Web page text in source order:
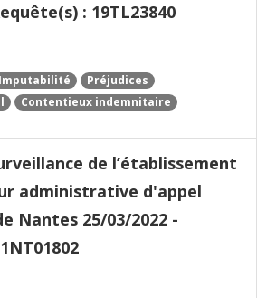
: 19TL23840
Imputabilité
Préjudices
Contentieux indemnitaire
de l’établissement
administrative d'appel
Nantes 25/03/2022 -